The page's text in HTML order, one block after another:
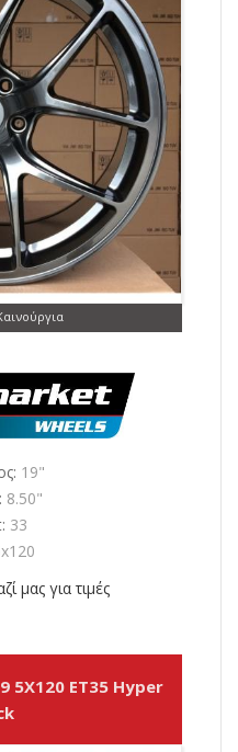
19"
8.50"
33
μας για τιμές
5X120 ET35 Hyper